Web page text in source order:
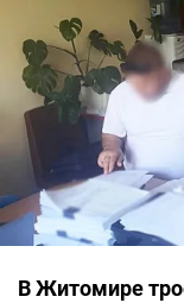
В Житомире